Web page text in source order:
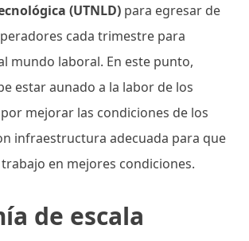
(UTNLD) para egresar de
cada trimestre para
mundo laboral. En este punto,
estar aunado a la labor de los
mejorar las condiciones de los
infraestructura adecuada para que
en mejores condiciones.
de escala